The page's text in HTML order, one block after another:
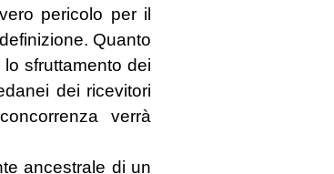
pericolo per il
Quanto
sfruttamento dei
dei ricevitori
verrà
ancestrale di un